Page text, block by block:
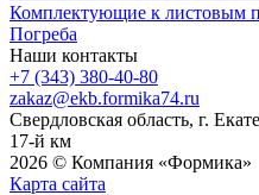
Комплектующие к листовым
Погреба
Наши контакты
+7 (343) 380-40-80
zakaz@ekb.formika74.ru
Свердловская область, г.
17-й км
2026 © Компания «Формика»
Карта сайта